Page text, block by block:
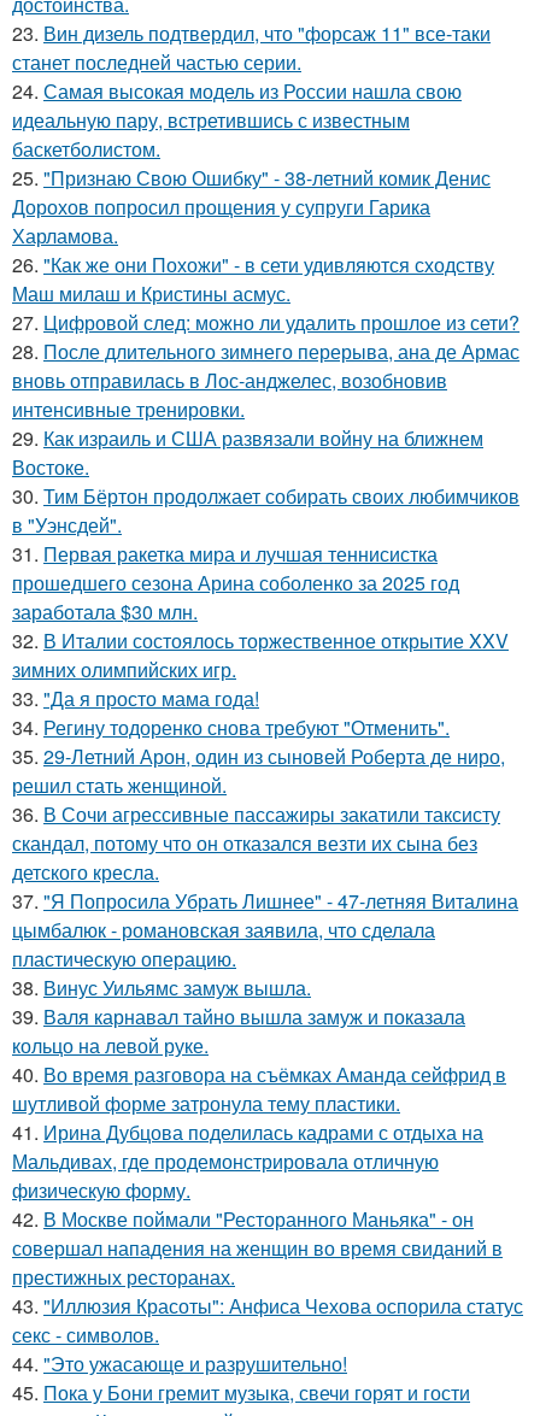
23. Вин дизель подтвердил, что "форсаж 11" все-таки
станет последней частью серии.
24. Самая высокая модель из России нашла свою
идеальную пару, встретившись с известным
баскетболистом.
25. "Признаю Свою Ошибку" - 38-летний комик Денис
Дорохов попросил прощения у супруги Гарика
Харламова.
26. "Как же они Похожи" - в сети удивляются сходству
Маш милаш и Кристины асмус.
27. Цифровой след: можно ли удалить прошлое из сети?
28. После длительного зимнего перерыва, ана де Армас
вновь отправилась в Лос-анджелес, возобновив
интенсивные тренировки.
29. Как израиль и США развязали войну на ближнем
Востоке.
30. Тим Бёртон продолжает собирать своих любимчиков
в "Уэнсдей".
31. Первая ракетка мира и лучшая теннисистка
прошедшего сезона Арина соболенко за 2025 год
заработала $30 млн.
32. В Италии состоялось торжественное открытие XXV
зимних олимпийских игр.
33. "Да я просто мама года!
34. Регину тодоренко снова требуют "Отменить".
35. 29-Летний Арон, один из сыновей Роберта де ниро,
решил стать женщиной.
36. В Сочи агрессивные пассажиры закатили таксисту
скандал, потому что он отказался везти их сына без
детского кресла.
37. "Я Попросила Убрать Лишнее" - 47-летняя Виталина
цымбалюк - романовская заявила, что сделала
пластическую операцию.
38. Винус Уильямс замуж вышла.
39. Валя карнавал тайно вышла замуж и показала
кольцо на левой руке.
40. Во время разговора на съёмках Аманда сейфрид в
шутливой форме затронула тему пластики.
41. Ирина Дубцова поделилась кадрами с отдыха на
Мальдивах, где продемонстрировала отличную
физическую форму.
42. В Москве поймали "Ресторанного Маньяка" - он
совершал нападения на женщин во время свиданий в
престижных ресторанах.
43. "Иллюзия Красоты": Анфиса Чехова оспорила статус
секс - символов.
44. "Это ужасающе и разрушительно!
45. Пока у Бони гремит музыка, свечи горят и гости